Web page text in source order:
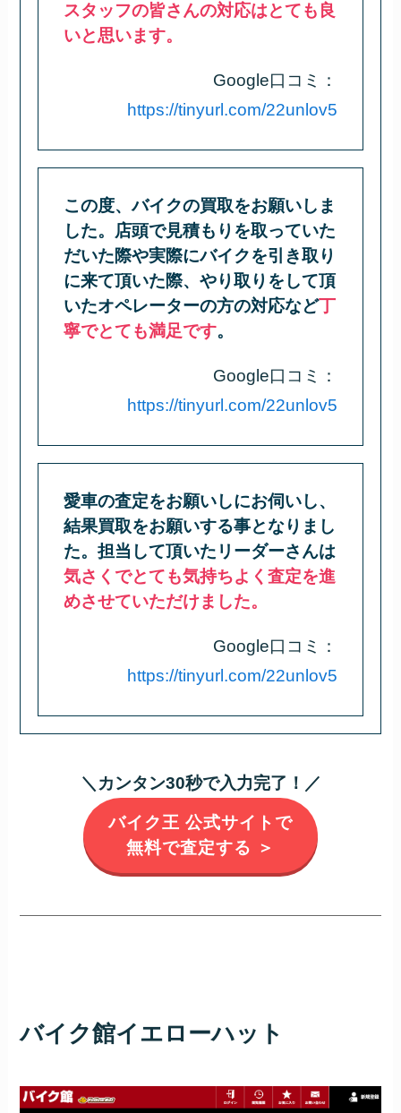
スタッフの皆さんの対応はとても良
いと思います。
Google口コミ：
https://tinyurl.com/22unlov5
この度、バイクの買取をお願いしま
した。店頭で見積もりを取っていた
だいた際や実際にバイクを引き取り
に来て頂いた際、やり取りをして頂
いたオペレーターの方の対応など丁
寧でとても満足です。
Google口コミ：
https://tinyurl.com/22unlov5
愛車の査定をお願いしにお伺いし、
結果買取をお願いする事となりまし
た。担当して頂いたリーダーさんは
気さくでとても気持ちよく査定を進
めさせていただけました。
Google口コミ：
https://tinyurl.com/22unlov5
＼カンタン30秒で入力完了！／
バイク王 公式サイトで
無料で査定する ＞
バイク館イエローハット